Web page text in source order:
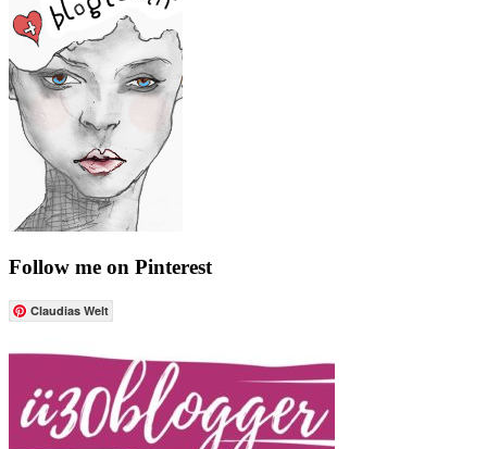
Follow me on Pinterest
Claudias Welt